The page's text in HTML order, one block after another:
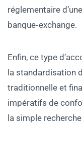
réglementaire
banque‑exchange.
Enfin, ce type
la standardisation
traditionnelle et
impératifs de
la simple